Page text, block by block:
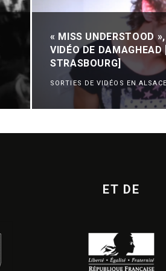
« MISS UNDERSTOOD
VIDÉO DE DAMAGHEAD
STRASBOURG]
SORTIES DE VIDÉOS EN
ET DE